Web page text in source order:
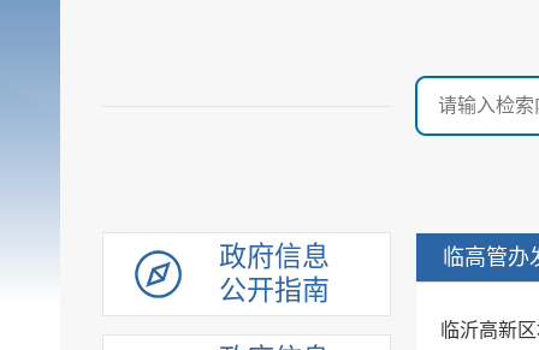
政府信息
公开指南
临高管办
临沂高新